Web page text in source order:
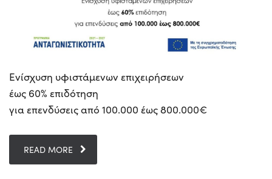
Ενίσχυση υφιστάμενων επιχειρήσεων
έως 60% επιδότηση
για επενδύσεις από 100.000 έως 800.000€
READ MORE